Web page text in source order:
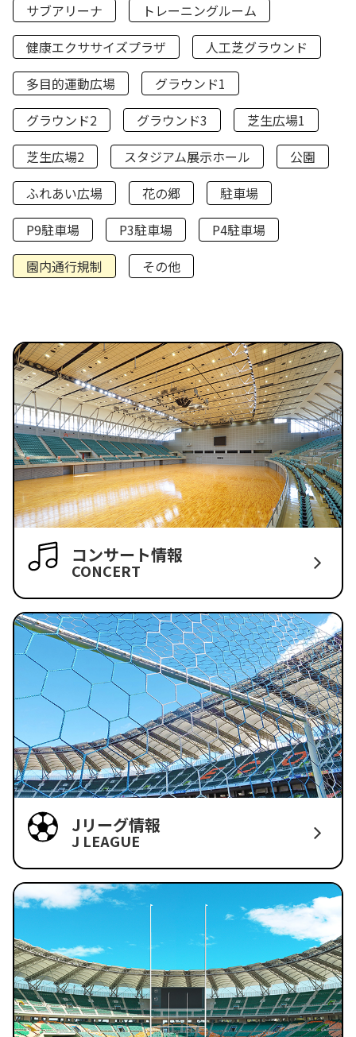
サブアリーナ
トレーニングルーム
健康エクササイズプラザ
人工芝グラウンド
多目的運動広場
グラウンド1
グラウンド2
グラウンド3
芝生広場1
芝生広場2
スタジアム展示ホール
公園
ふれあい広場
花の郷
駐車場
P9駐車場
P3駐車場
P4駐車場
園内通行規制
その他
コンサート情報
CONCERT
Jリーグ情報
J LEAGUE